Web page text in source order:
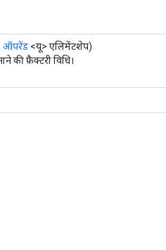
ऑपरेंड <यू> एलिमेंटशेप)
की फ़ैक्टरी विधि।